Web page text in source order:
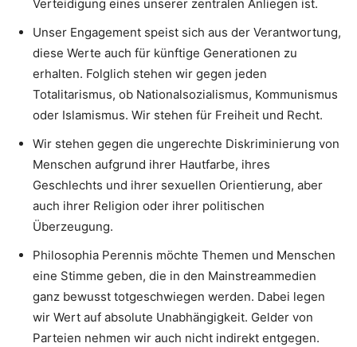
Verteidigung eines unserer zentralen Anliegen ist.
Unser Engagement speist sich aus der Verantwortung,
diese Werte auch für künftige Generationen zu
erhalten. Folglich stehen wir gegen jeden
Totalitarismus, ob Nationalsozialismus, Kommunismus
oder Islamismus. Wir stehen für Freiheit und Recht.
Wir stehen gegen die ungerechte Diskriminierung von
Menschen aufgrund ihrer Hautfarbe, ihres
Geschlechts und ihrer sexuellen Orientierung, aber
auch ihrer Religion oder ihrer politischen
Überzeugung.
Philosophia Perennis möchte Themen und Menschen
eine Stimme geben, die in den Mainstreammedien
ganz bewusst totgeschwiegen werden. Dabei legen
wir Wert auf absolute Unabhängigkeit. Gelder von
Parteien nehmen wir auch nicht indirekt entgegen.